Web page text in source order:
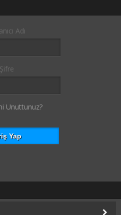
Adı
Şifre
Unuttunuz?